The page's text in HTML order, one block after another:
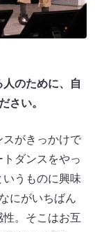
のために、自
さい。
がきっかけで
ダンスをやっ
うものに興味
にがいちばん
。そこはお互